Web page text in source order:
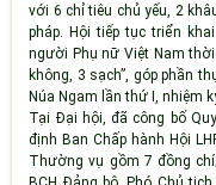
với 6 chỉ tiêu chủ yếu, 2
pháp. Hội tiếp tục triển
người Phụ nữ Việt Nam
không, 3 sạch” , góp phần
Núa Ngam lần thứ I, nhiệm
Tại Đại hội, đã công bố
định Ban Chấp hành Hội
Thường vụ gồm 7 đồng